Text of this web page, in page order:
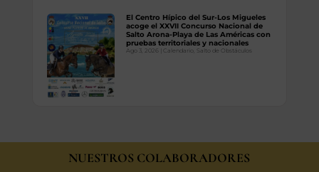
El Centro Hípico del Sur-Los Migueles
acoge el XXVII Concurso Nacional de
Salto Arona-Playa de Las Américas con
pruebas territoriales y nacionales
Ago 3, 2026 Calendario, Salto de Obstáculos
NUESTROS COLABORADORES